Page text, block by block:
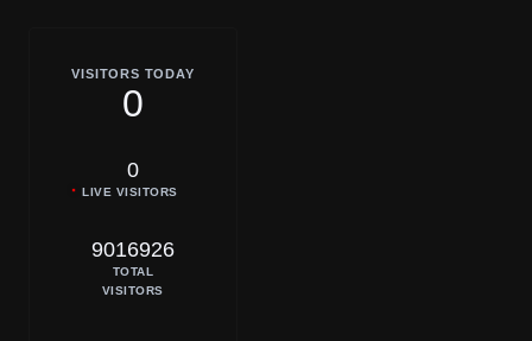
VISITORS TODAY
0
0
LIVE VISITORS
9016926
TOTAL
VISITORS